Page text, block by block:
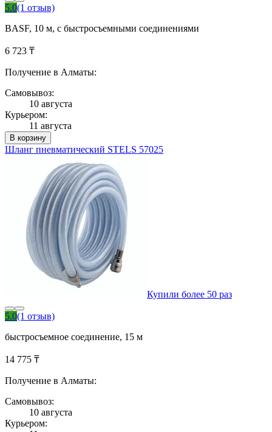
5.0(1 отзыв)
BASF, 10 м, с быстросъемными соединениями
6 723 ₸
Получение в Алматы:
Самовывоз:
10 августа
Курьером:
11 августа
В корзину
Шланг пневматический STELS 57025
Купили более 50 раз
5.0(1 отзыв)
быстросъемное соединение, 15 м
14 775 ₸
Получение в Алматы:
Самовывоз:
10 августа
Курьером: